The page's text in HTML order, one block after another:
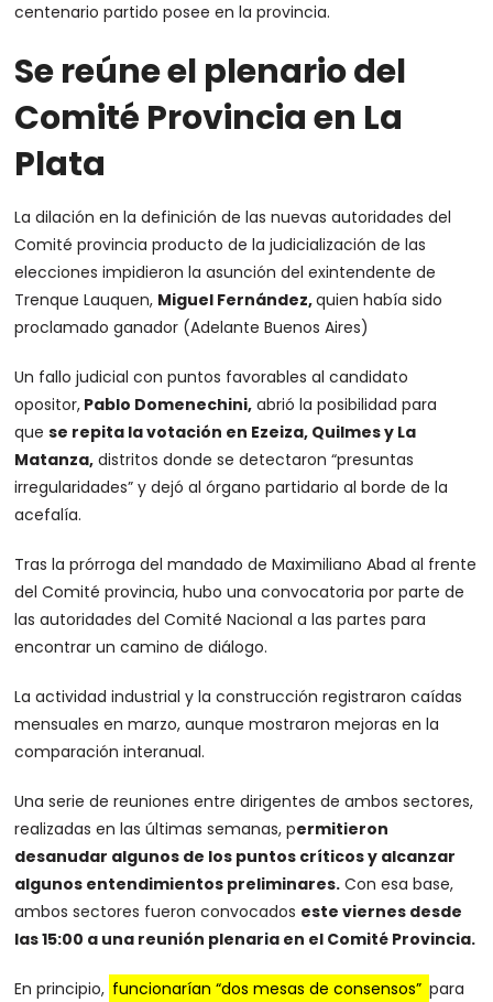
centenario partido posee en la provincia.
Se reúne el plenario del
Comité Provincia en La
Plata
La dilación en la definición de las nuevas autoridades del
Comité provincia producto de la judicialización de las
elecciones impidieron la asunción del exintendente de
Trenque Lauquen, Miguel Fernández,quien había sido
proclamado ganador (Adelante Buenos Aires)
Un fallo judicial con puntos favorables al candidato
opositor, Pablo Domenechini, abrió la posibilidad para
quese repita la votación en Ezeiza, Quilmes y La
Matanza, distritos donde se detectaron “presuntas
irregularidades” y dejó al órgano partidario al borde de la
acefalía.
Tras la prórroga del mandado de Maximiliano Abad al frente
del Comité provincia, hubo una convocatoria por parte de
las autoridades del Comité Nacional a las partes para
encontrar un camino de diálogo.
La actividad industrial y la construcción registraron caídas
mensuales en marzo, aunque mostraron mejoras en la
comparación interanual.
Una serie de reuniones entre dirigentes de ambos sectores,
realizadas en las últimas semanas, permitieron
desanudar algunos de los puntos críticos y alcanzar
algunos entendimientos preliminares. Con esa base,
ambos sectores fueron convocados este viernes desde
las 15:00 a una reunión plenaria en el Comité Provincia.
En principio, funcionarían “dos mesas de consensos” para